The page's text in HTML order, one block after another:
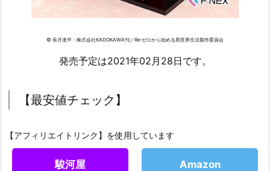
© 長月達平・株式会社KADOKAWA刊／Re:ゼロから始める異世界生活製作委員会
発売予定は2021年02月28日です。
【最安値チェック】
【アフィリエイトリンク】を使用しています
駿河屋 Amazon